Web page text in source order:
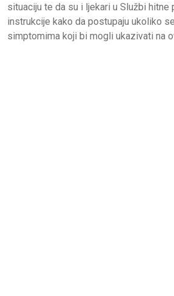
situaciju te da su i ljekari u Službi hitne
instrukcije kako da postupaju ukoliko
simptomima koji bi mogli ukazivati na